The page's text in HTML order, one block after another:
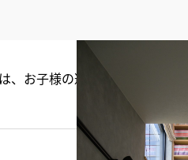
、お子様の遊び場として活用中